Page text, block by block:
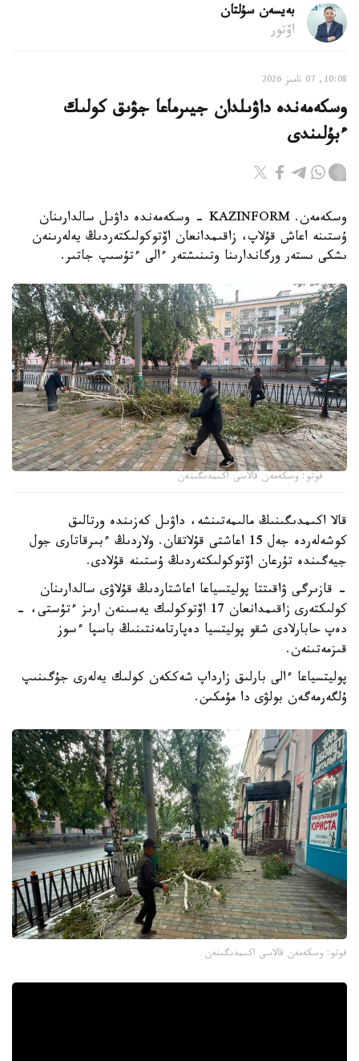
بەيسەن سۇلتان
اۆتور
10:08, 07 تامىز 2026
وسكەمەندە داۋىلدان جيىرماعا جۋىق كولىك
ءبۇلىندى
وسكەمەن. KAZINFORM - وسكەمەندە داۋىل سالدارىنان
ۇستىنە اعاش قۇلاپ، زاقىمدانعان اۆتوكولىكتەردىڭ يەلەرىنەن
ىشكى ىستەر ورگاندارىنا وتىنىشتەر ءالى ءتۇسىپ جاتىر.
فوتو: وسكەمەن قالاسى اكىمدىگىنەن
قالا اكىمدىگىنىڭ مالىمەتىنشە، داۋىل كەزىندە ورتالىق
كوشەلەردە جەل 15 اعاشتى قۇلاتقان. ولاردىڭ ءبىرقاتارى جول
جيەگىندە تۇرعان اۆتوكولىكتەردىڭ ۇستىنە قۇلادى.
- قازىرگى ۋاقىتتا پوليتسياعا اعاشتاردىڭ قۇلاۋى سالدارىنان
كولىكتەرى زاقىمدانعان 17 اۆتوكولىك يەسىنەن ارىز ءتۇستى، -
دەپ حابارلادى شقو پوليتسيا دەپارتامەنتىنىڭ باسپا ءسوز
قىزمەتىنەن.
پوليتسياعا ءالى بارلىق زارداپ شەككەن كولىك يەلەرى جۇگىنىپ
ۇلگەرمەگەن بولۋى دا مۇمكىن.
فوتو: وسكەمەن قالاسى اكىمدىگىنەن